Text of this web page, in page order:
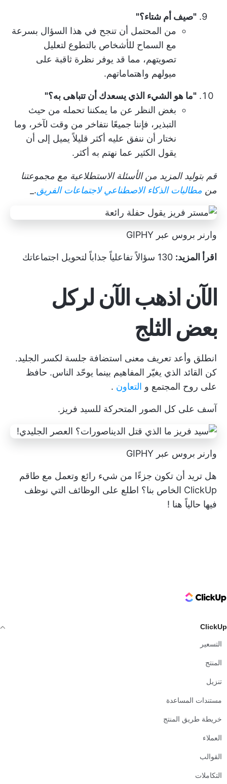
"صيف أم شتاء؟"
من المحتمل أن تنجح في هذا السؤال بسرعة
مع السماح للأشخاص بالتطوع لتعليل
تصويتهم، مما قد يوفر نظرة ثاقبة على
ميولهم واهتماماتهم.
"ما هو الشيء الذي يسعدك أن تتباهى به؟"
بغض النظر عن ما يمكننا تحمله من حيث
التبذير، فإننا جميعًا نتفاخر من وقت لآخر، وما
نختار أن ننفق عليه أكثر قليلاً يميل إلى أن
يقول الكثير عما نهتم به أكثر.
قم بتوليد المزيد من الأسئلة الاستطلاعية مع مجموعتنا
من مطالبات الذكاء الاصطناعي لاجتماعات الفريق._
وارنر بروس عبر GIPHY
اقرأ المزيد: 130 سؤالاً تفاعلياً جذاباً لتحويل اجتماعاتك
الآن اذهب الآن لركل
بعض الثلج
انطلق وأعد تعريف معنى استضافة جلسة لكسر الجليد.
كن القائد الذي يغيّر المفاهيم بينما يوحّد الناس. حافظ
على روح المجتمع و التعاون .
آسف على كل الصور المتحركة للسيد فريز.
وارنر بروس عبر GIPHY
هل تريد أن تكون جزءًا من شيء رائع وتعمل مع طاقم
ClickUp الخاص بنا؟ اطلع على الوظائف التي نوظف
فيها حالياً هنا !
ClickUp Logo
ClickUp
التسعير
المنتج
تنزيل
مستندات المساعدة
خريطة طريق المنتج
العملاء
القوالب
التكاملات